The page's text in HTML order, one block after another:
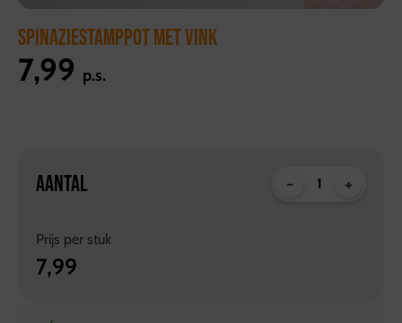
SPINAZIESTAMPPOT MET VINK
7,99 p.s.
AANTAL - +
Prijs per stuk
7,99